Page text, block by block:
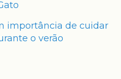
importância de cuidar
o verão